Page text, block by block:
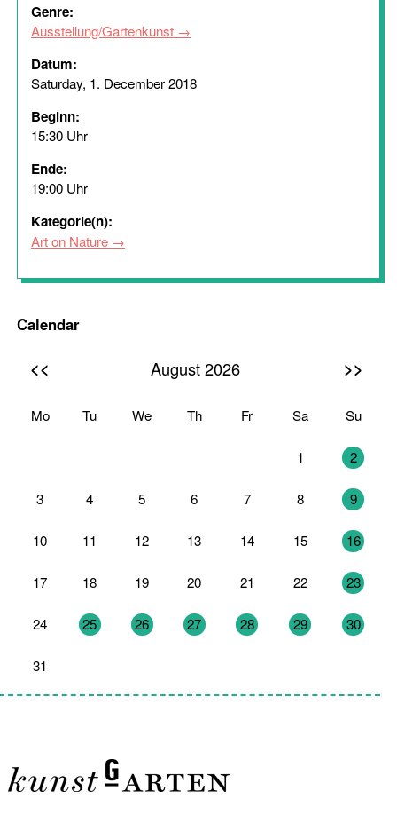
Genre:
Ausstellung/Gartenkunst
Datum:
Saturday, 1. December 2018
Beginn:
15:30 Uhr
Ende:
19:00 Uhr
Kategorie(n):
Art on Nature
Calendar
<< August 2026 >>
Mo Tu We Th Fr Sa Su
1 2
3 4 5 6 7 8 9
10 11 12 13 14 15 16
17 18 19 20 21 22 23
24 25 26 27 28 29 30
31